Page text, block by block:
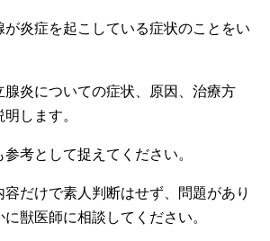
が炎症を起こしている症状のことをい
腺炎についての症状、原因、治療方
します。
考として捉えてください。
だけで素人判断はせず、問題があり
獣医師に相談してください。